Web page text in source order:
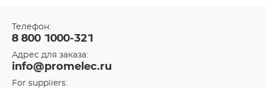
Телефон:
8 800 1000-321
Адрес для заказа:
info@promelec.ru
For suppliers: